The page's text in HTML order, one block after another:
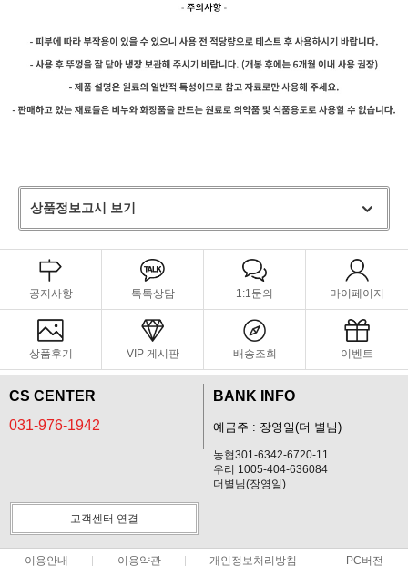
상품정보고시 보기
공지사항 톡톡상담 1:1문의 마이페이지
상품후기 VIP 게시판 배송조회 이벤트
CS CENTER
031-976-1942
BANK INFO
예금주 : 장영일(더 별님)
농협301-6342-6720-11
우리 1005-404-636084
더별님(장영일)
고객센터 연결
이용안내 이용약관 개인정보처리방침 PC버전